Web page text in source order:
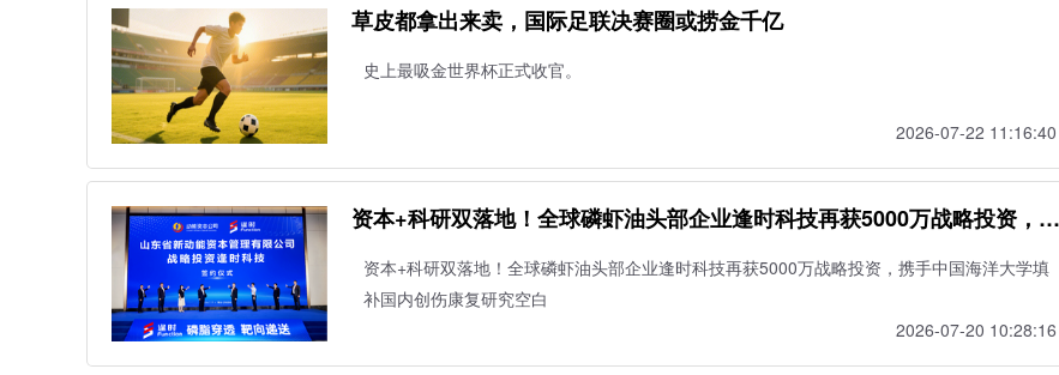
草皮都拿出来卖，国际足联决赛圈或捞金千亿
史上最吸金世界杯正式收官。
2026-07-22 11:16:40
资本+科研双落地！全球磷虾油头部企业逢时科技再获5000万战略投资，携
资本+科研双落地！全球磷虾油头部企业逢时科技再获5000万战略投资，携手中国海洋大学填
补国内创伤康复研究空白
2026-07-20 10:28:16